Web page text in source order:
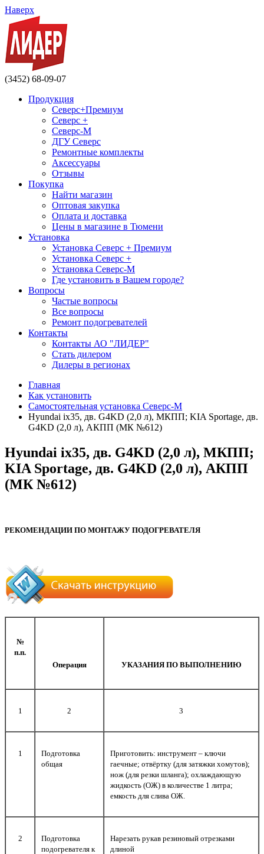
Наверх
(3452) 68-09-07
Продукция
Северс+Премиум
Северс +
Северс-М
ДГУ Северс
Ремонтные комплекты
Аксессуары
Отзывы
Покупка
Найти магазин
Оптовая закупка
Оплата и доставка
Цены в магазине в Тюмени
Установка
Установка Северс + Премиум
Установка Северс +
Установка Северс-М
Где установить в Вашем городе?
Вопросы
Частые вопросы
Все вопросы
Ремонт подогревателей
Контакты
Контакты АО "ЛИДЕР"
Стать дилером
Дилеры в регионах
Главная
Как установить
Самостоятельная установка Северс-М
Hyundai ix35, дв. G4KD (2,0 л), МКПП; KIA Sportage, дв.
G4KD (2,0 л), АКПП (МК №612)
Hyundai ix35, дв. G4KD (2,0 л), МКПП;
KIA Sportage, дв. G4KD (2,0 л), АКПП
(МК №612)
РЕКОМЕНДАЦИИ ПО МОНТАЖУ ПОДОГРЕВАТЕЛЯ
№
п.п.
Операция
УКАЗАНИЯ ПО ВЫПОЛНЕНИЮ
1 2 3
1
Подготовка
общая
Приготовить: инструмент – ключи
гаечные; отвёртку (для затяжки хомутов);
нож (для резки шланга); охлаждающую
жидкость (ОЖ) в количестве 1 литра;
емкость для слива ОЖ.
2
Подготовка
подогревателя к
Нарезать рукав резиновый отрезками
длиной